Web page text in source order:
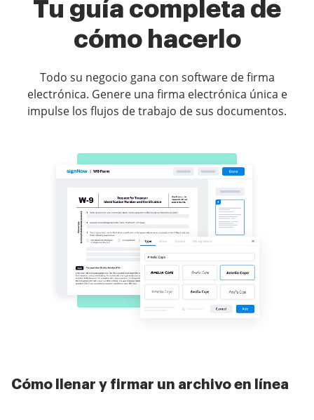
Tu guía completa de
cómo hacerlo
Todo su negocio gana con software de firma
electrónica. Genere una firma electrónica única e
impulse los flujos de trabajo de sus documentos.
Cómo llenar y firmar un archivo en línea